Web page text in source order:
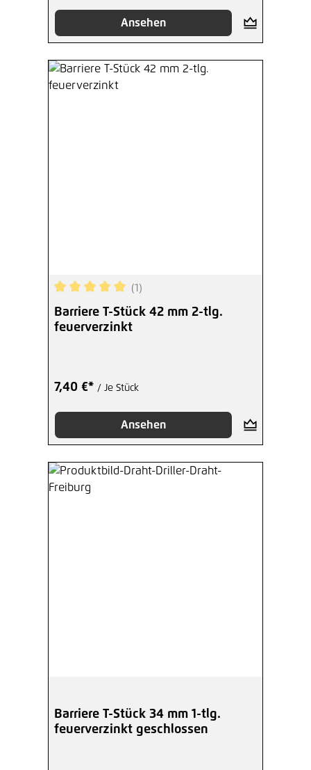
Ansehen
Durchschnittliche Bewertung von 5 von 5
(1)
Barriere T-Stück 42 mm 2-tlg.
feuerverzinkt
7,40 €* / Je Stück
Ansehen
Barriere T-Stück 34 mm 1-tlg.
feuerverzinkt geschlossen